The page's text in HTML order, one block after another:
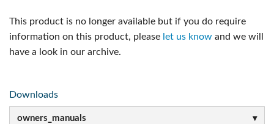
This product is no longer available but if you do require
information on this product, please let us know and we will
have a look in our archive.
Downloads
owners_manuals